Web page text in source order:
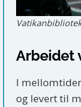
Arbeidet
I
og levert til